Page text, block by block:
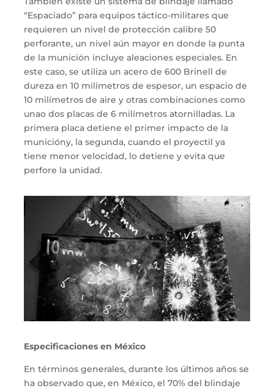
“Espaciado” para equipostáctico-militares que
requieren un nivel de protección calibre 50
perforante, un nivelaún mayorendonde la punta
de la munición incluye aleaciones especiales. En
este caso, se utiliza un acero de 600 Brinell de
dureza en 10 milímetros de espesor, un espacio de
10 milímetros de aire y otras combinaciones como
unaodos placas de 6 milímetros atornilladas. La
primera placa detiene el primer impacto de la
municióny, la segunda, cuando el proyectil ya
tiene menor velocidad, lo detiene y evita que
perfore la unidad.
Especificaciones en México
En términos generales,durante los últimos años se
ha observado que, en México,el 70% del blindaje